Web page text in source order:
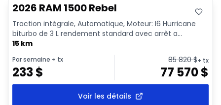
2026 RAM 1500 Rebel
Traction intégrale, Automatique, Moteur: I6 Hurricane
biturbo de 3 L rendement standard avec arrêt a...
15 km
Par semaine + tx
233$
85 820$+ tx
77 570$
Voir les détails